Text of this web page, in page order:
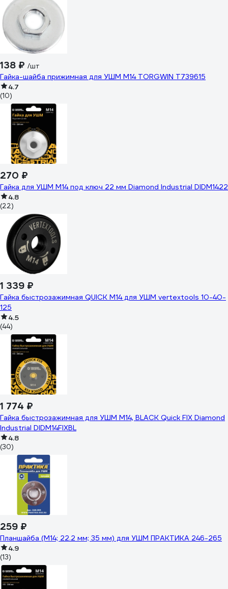
138 ₽ /шт
Гайка-шайба прижимная для УШМ М14 TORGWIN T739615
4.7
(10)
270 ₽
Гайка для УШМ М14 под ключ 22 мм Diamond Industrial DIDM1422
4.8
(22)
1 339 ₽
Гайка быстрозажимная QUICK М14 для УШМ vertextools 10-40-
125
4.5
(44)
1 774 ₽
Гайка быстрозажимная для УШМ М14, BLACK Quick FIX Diamond
Industrial DIDM14FIXBL
4.8
(30)
259 ₽
Планшайба (М14; 22.2 мм; 35 мм) для УШМ ПРАКТИКА 246-265
4.9
(13)